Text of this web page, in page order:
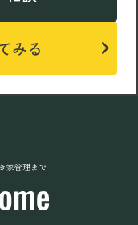
みる
家管理まで